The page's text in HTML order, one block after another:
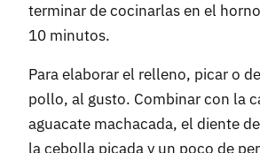
terminar de cocinarlas en el
10 minutos.
Para elaborar el relleno, picar o
pollo, al gusto. Combinar con la
aguacate machacada, el diente
la cebolla picada y un poco de